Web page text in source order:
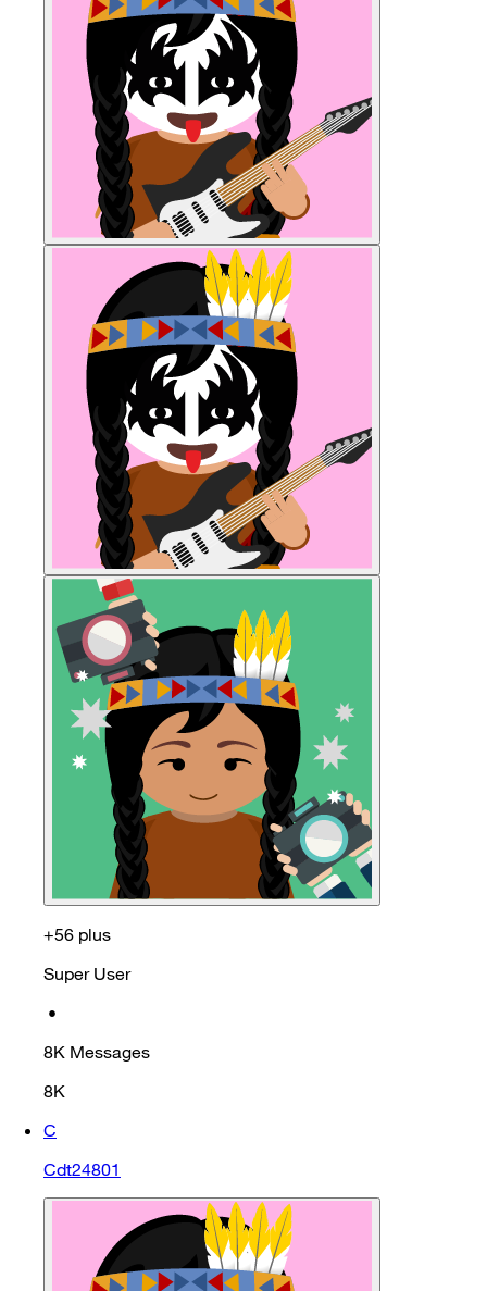
+56 plus
Super User
•
8K Messages
8K
C
Cdt24801